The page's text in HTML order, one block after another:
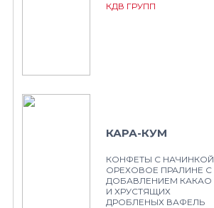
КДВ ГРУПП
КАРА-КУМ
КОНФЕТЫ С НАЧИНКОЙ
ОРЕХОВОЕ ПРАЛИНЕ С
ДОБАВЛЕНИЕМ КАКАО
И ХРУСТЯЩИХ
ДРОБЛЕНЫХ ВАФЕЛЬ